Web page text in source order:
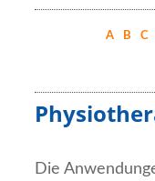
A B C
Die